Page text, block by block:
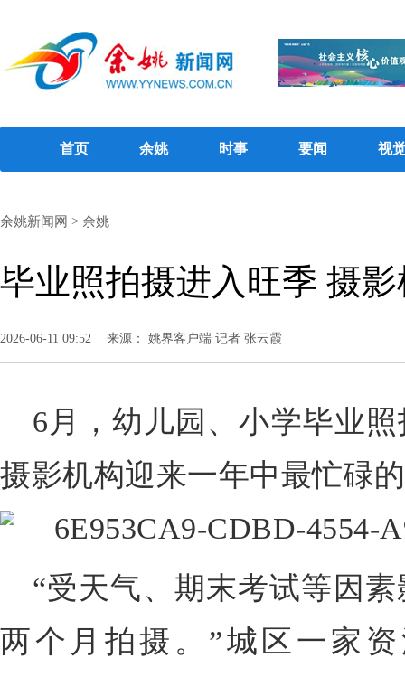
首页 余姚 时事 要闻 视
余姚新闻网 > 余姚
毕业照拍摄进入旺季 摄
2026-06-11 09:52 来源： 姚界客户端 记者 张云霞
6月，幼儿园、小学毕业
摄影机构迎来一年中最忙碌
“受天气、期末考试等因
两个月拍摄。”城区一家